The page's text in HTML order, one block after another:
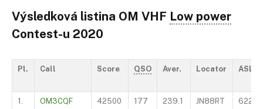
Výsledková listina OM VHF Low power
Contest-u 2020
Pl. Call Score QSO Aver. Locator ASL
1. OM3CQF 42500 177 239.1 JN88RT 622